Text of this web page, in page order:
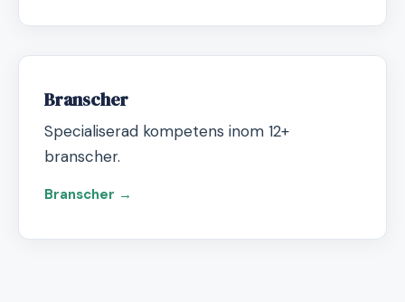
Branscher
Specialiserad kompetens inom 12+
branscher.
Branscher →